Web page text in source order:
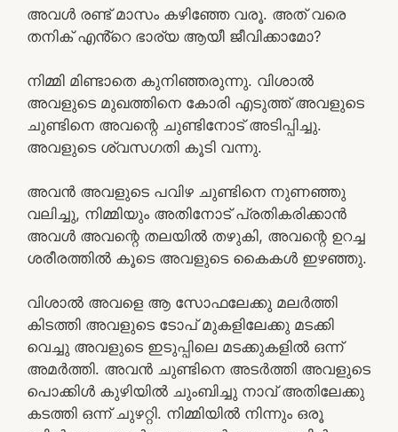
അവൾ രണ്ട് മാസം കഴിഞ്ഞേ വരൂ. അത് വരെ
തനിക് എൻ്റെ ഭാര്യ ആയീ ജീവിക്കാമോ?
നിമ്മി മിണ്ടാതെ കുനിഞ്ഞരുന്നു. വിശാൽ
അവളുടെ മുഖത്തിനെ കോരി എടുത്ത് അവളുടെ
ചുണ്ടിനെ അവന്റെ ചുണ്ടിനോട് അടിപ്പിച്ചു.
അവളുടെ ശ്വസഗതി കൂടി വന്നു.
അവൻ അവളുടെ പവിഴ ചുണ്ടിനെ നുണഞ്ഞു
വലിച്ചു, നിമ്മിയും അതിനോട് പ്രതികരിക്കാൻ
അവൾ അവന്റെ തലയിൽ തഴുകി, അവന്റെ ഉറച്ച
ശരീരത്തിൽ കൂടെ അവളുടെ കൈകൾ ഇഴഞ്ഞു.
വിശാൽ അവളെ ആ സോഫലേക്കു മലർത്തി
കിടത്തി അവളുടെ ടോപ് മുകളിലേക്കു മടക്കി
വെച്ചു അവളുടെ ഇടുപ്പിലെ മടക്കുകളിൽ ഒന്ന്
അമർത്തി. അവൻ ചുണ്ടിനെ അടർത്തി അവളുടെ
പൊക്കിൾ കുഴിയിൽ ചുംബിച്ചു നാവ് അതിലേക്കു
കടത്തി ഒന്ന് ചുഴറ്റി. നിമ്മിയിൽ നിന്നും ഒരൂ